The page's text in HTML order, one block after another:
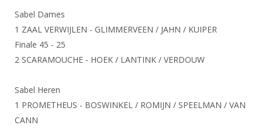
Geschiedenis van het schermen
Sabel Dames
1 ZAAL VERWIJLEN - GLIMMERVEEN / JAHN / KUIPER
Finale 45 - 25
2 SCARAMOUCHE - HOEK / LANTINK / VERDOUW
Sabel Heren
1 PROMETHEUS - BOSWINKEL / ROMIJN / SPEELMAN / VAN
CANN